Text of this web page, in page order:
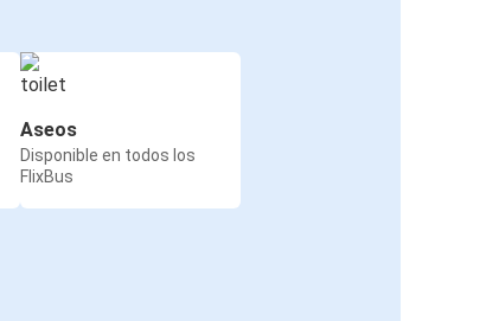
Aseos
Disponible en todos los
FlixBus